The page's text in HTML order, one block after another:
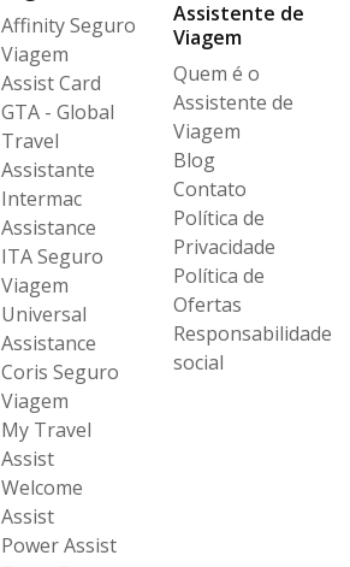
Affinity Seguro
Viagem
Assist Card
GTA - Global
Travel
Assistante
Intermac
Assistance
ITA Seguro
Viagem
Universal
Assistance
Coris Seguro
Viagem
My Travel
Assist
Welcome
Assist
Power Assist
Assistente de
Viagem
Quem é o
Assistente de
Viagem
Blog
Contato
Política de
Privacidade
Política de
Ofertas
Responsabilidade
social